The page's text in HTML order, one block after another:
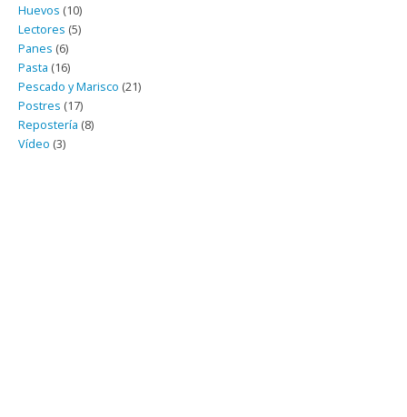
Huevos (10)
Lectores (5)
Panes (6)
Pasta (16)
Pescado y Marisco (21)
Postres (17)
Repostería (8)
Vídeo (3)